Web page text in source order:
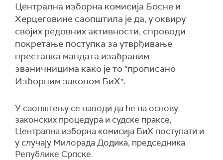
Централна изборна комисија Босне и
Херцеговине саопштила је да, у оквиру
својих редовних активности, спроводи
покретање поступка за утврђивање
престанка мандата изабраним
званичницима како је то "прописано
Изборним законом БиХ".
У саопштењу се наводи да ће на основу
законских процедура и судске праксе,
Централна изборна комисија БиХ поступати и
у случају Милорада Додика, председника
Републике Српске.